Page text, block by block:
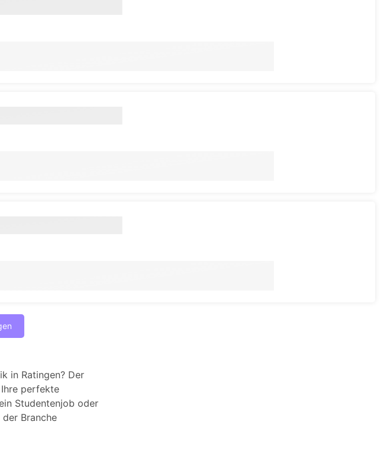
in Ratingen? Der
perfekte
Studentenjob oder
Branche